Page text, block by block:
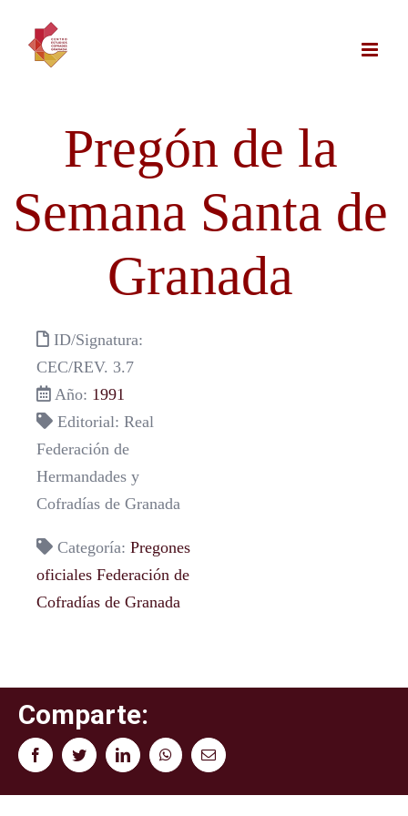
contenido
Pregón de la
Semana Santa de
Granada
ID/Signatura:
CEC/REV. 3.7
Año: 1991
Editorial: Real
Federación de
Hermandades y
Cofradías de Granada
Categoría: Pregones
oficiales Federación de
Cofradías de Granada
Comparte:
FacebookTwitterLinkedInWhatsAppCorreo
electrónico